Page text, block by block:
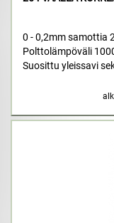
0 - 0,2mm samottia
Polttolämpöväli
Suosittu yleissavi